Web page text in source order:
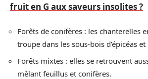
fruit en G aux saveurs insolites ?
Forêts de conifères : les chanterelles
troupe dans les sous-bois d’épicéas et
Forêts mixtes : elles se retrouvent
mêlant feuillus et conifères.